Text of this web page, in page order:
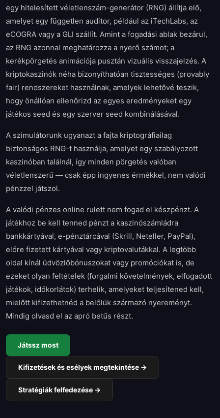
egy hitelesített véletlenszám-generátor (RNG) állítja elő,
amelyet egy független auditor, például az iTechLabs, az
eCOGRA vagy a GLI szállít. Amint a fogadási ablak bezárul,
az RNG azonnal meghatározza a nyerő számot; a
kerékpörgetés animációja pusztán vizuális visszajelzés. A
kriptokaszinók néha bizonyíthatóan tisztességes (provably
fair) rendszereket használnak, amelyek lehetővé teszik,
hogy önállóan ellenőrizd az egyes eredményeket egy
játékos seed és egy szerver seed kombinálásával.
A szimulátorunk ugyanazt a fajta kriptográfiailag
biztonságos RNG-t használja, amelyet egy szabályozott
kaszinóban találnál, így minden pörgetés valóban
véletlenszerű — csak épp ingyenes érmékkel, nem valódi
pénzzel játszol.
A valódi pénzes online rulett nem fogad el készpénzt. A
játékhoz be kell tenned pénzt a kaszinószámládra
bankkártyával, e-pénztárcával (Skrill, Neteller, PayPal),
előre fizetett kártyával vagy kriptovalutákkal. A legtöbb
oldal kínál üdvözlőbónuszokat vagy promóciókat is, de
ezeket olyan feltételek (forgalmi követelmények, elfogadott
játékok, időkorlátok) terhelik, amelyeket teljesítened kell,
mielőtt kifizethetnéd a belőlük származó nyereményt.
Mindig olvasd el az apró betűs részt.
Játssz most
Kifizetések és esélyek megtekintése →
Stratégiák felfedezése →